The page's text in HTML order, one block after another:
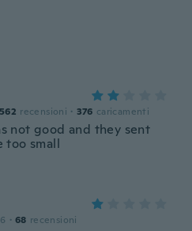
562 recensioni · 376 caricamenti
not good and they sent
too small
· 68 recensioni